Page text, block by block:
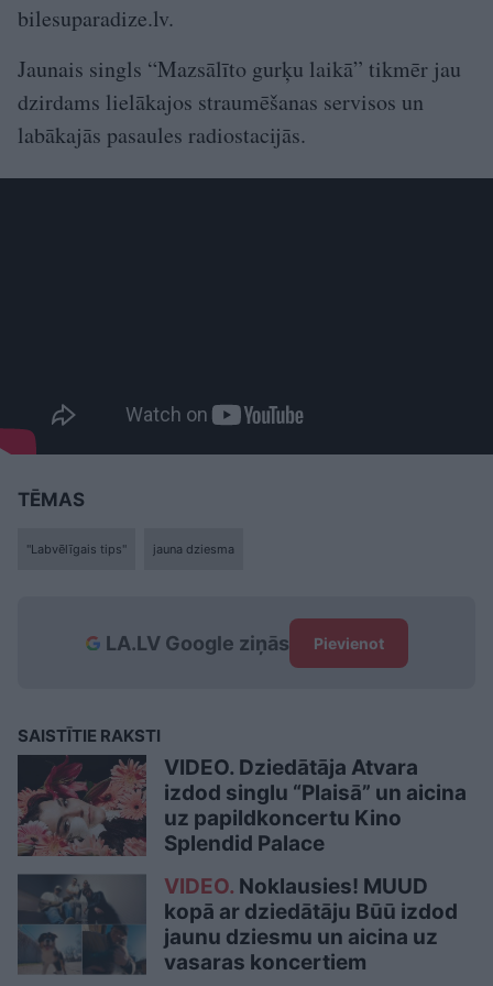
bilesuparadize.lv.
Jaunais singls “Mazsālīto gurķu laikā” tikmēr jau
dzirdams lielākajos straumēšanas servisos un
labākajās pasaules radiostacijās.
TĒMAS
"Labvēlīgais tips" jauna dziesma
LA.LV Google ziņās Pievienot
SAISTĪTIE RAKSTI
VIDEO. Dziedātāja Atvara
izdod singlu “Plaisā” un aicina
uz papildkoncertu Kino
Splendid Palace
VIDEO. Noklausies! MUUD
kopā ar dziedātāju Būū izdod
jaunu dziesmu un aicina uz
vasaras koncertiem